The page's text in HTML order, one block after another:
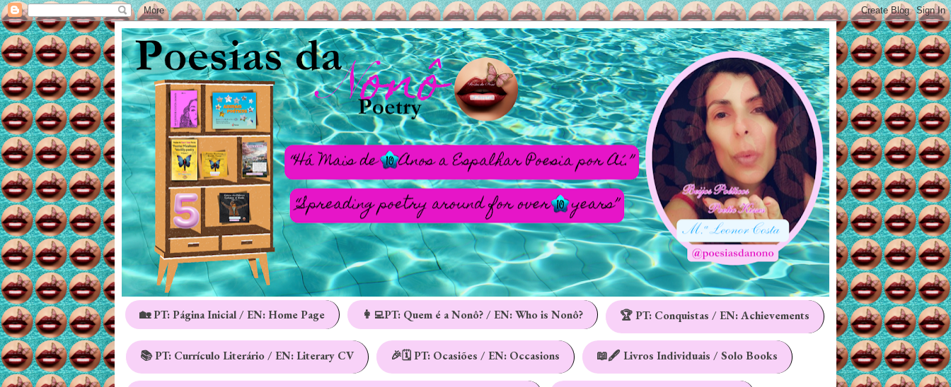
🏡 PT: Página Inicial / EN: Home Page 👩‍💻PT: Quem é a Nonô? / EN: Who is Nonô? 🏆 PT: Conquistas / EN: Achievements
📚 PT: Currículo Literário / EN: Literary CV 🎉🗓️ PT: Ocasiões / EN: Occasions 📖🖋️ Livros Individuais / Solo Books